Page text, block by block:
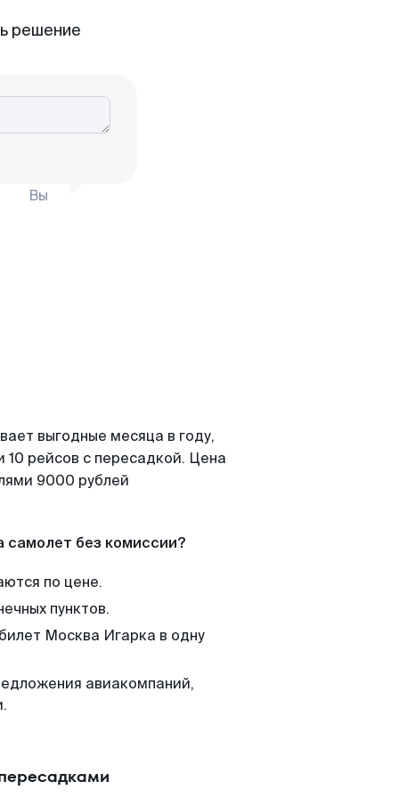
решение
Вы
выгодные месяца в году,
рейсов с пересадкой. Цена
9000 рублей
самолет без комиссии?
по цене.
пунктов.
Москва Игарка в одну
авиакомпаний,